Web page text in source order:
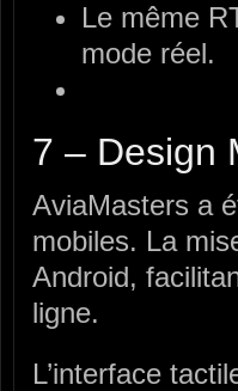
Le même
mode réel.
7 – Design
AviaMasters a
mobiles. La
Android,
ligne.
L’interface